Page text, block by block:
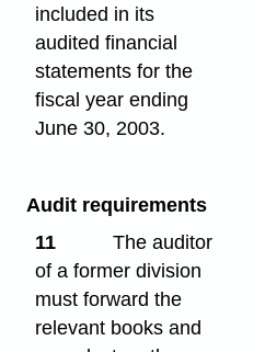
included in its
audited financial
statements for the
fiscal year ending
June 30, 2003.
Audit requirements
11
The auditor
of a former division
must forward the
relevant books and